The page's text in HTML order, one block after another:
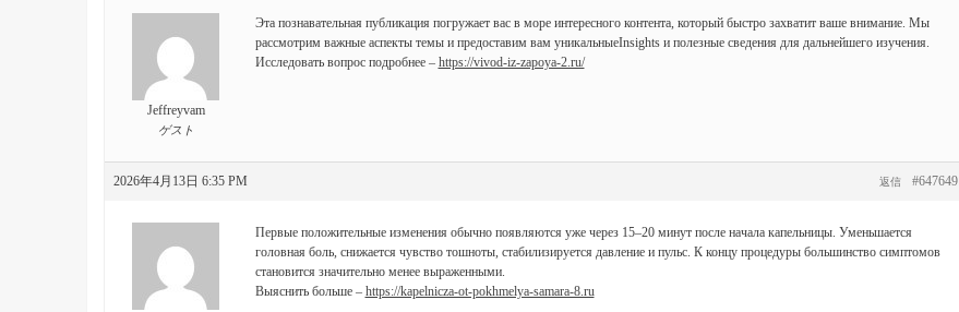
Jeffreyvam
ゲスト
Эта познавательная публикация погружает вас в море интересного контента, который быстро захватит ваше внимание. Мы
рассмотрим важные аспекты темы и предоставим вам уникальныеInsights и полезные сведения для дальнейшего изучения.
Исследовать вопрос подробнее – https://vivod-iz-zapoya-2.ru/
2026年4月13日 6:35 PM #647649
返信
Первые положительные изменения обычно появляются уже через 15–20 минут после начала капельницы. Уменьшается
головная боль, снижается чувство тошноты, стабилизируется давление и пульс. К концу процедуры большинство симптомов
становится значительно менее выраженными.
Выяснить больше – https://kapelnicza-ot-pokhmelya-samara-8.ru